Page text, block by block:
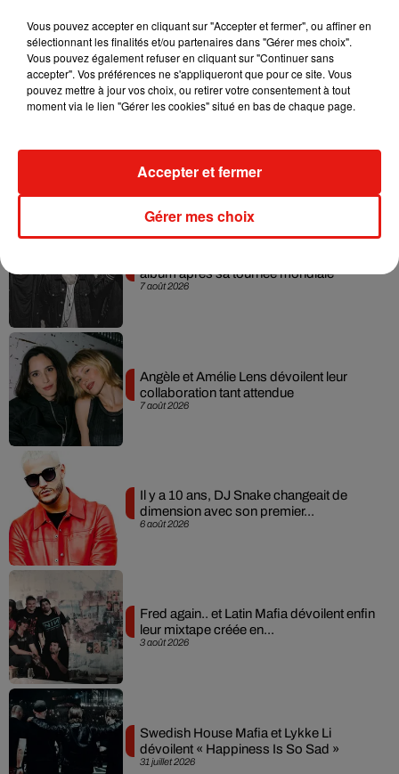
souhaitez l'afficher, merci de nous donner votre accord
en cliquant sur le bouton ci-dessous.
Afficher l'élément
Musique
7 août 2026
album après sa tournée mondiale
7 août 2026
Angèle et Amélie Lens dévoilent leur
collaboration tant attendue
6 août 2026
Il y a 10 ans, DJ Snake changeait de
dimension avec son premier...
3 août 2026
Fred again.. et Latin Mafia dévoilent enfin
leur mixtape créée en...
31 juillet 2026
Swedish House Mafia et Lykke Li
dévoilent « Happiness Is So Sad »
Vous pouvez accepter en cliquant sur "Accepter et fermer", ou affiner en
sélectionnant les finalités et/ou partenaires dans "Gérer mes choix".
Vous pouvez également refuser en cliquant sur "Continuer sans
accepter". Vos préférences ne s'appliqueront que pour ce site. Vous
pouvez mettre à jour vos choix, ou retirer votre consentement à tout
moment via le lien "Gérer les cookies" situé en bas de chaque page.
Gérer mes choix
Accepter et fermer